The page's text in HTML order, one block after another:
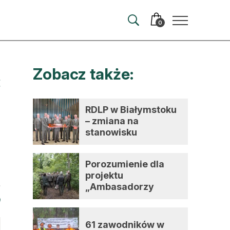
0
autorem
Zobacz także:
RDLP w Białymstoku
– zmiana na
stanowisku
Porozumienie dla
projektu
„Ambasadorzy
61 zawodników w